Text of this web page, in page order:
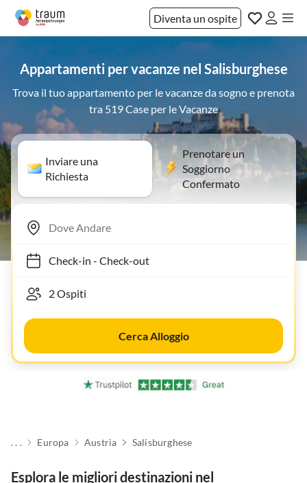
Diventa un ospite
Appartamenti per vacanze nel Salisburghese
Trova il tuo appartamento per le vacanze da sogno e prenota
tra 519 Case per le Vacanze
Inviare una
Richiesta
Prenotare un
Soggiorno
Confermato
Check-in- Check-out
Cerca Alloggio
. . . Europa Austria Salisburghese
Esplora le migliori destinazioni nel